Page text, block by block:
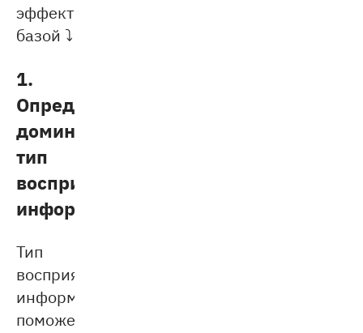
эффективной
базой ⤵
1.
Определить
доминирующий
тип
восприятия
информации
Тип
восприятия
информации
поможет